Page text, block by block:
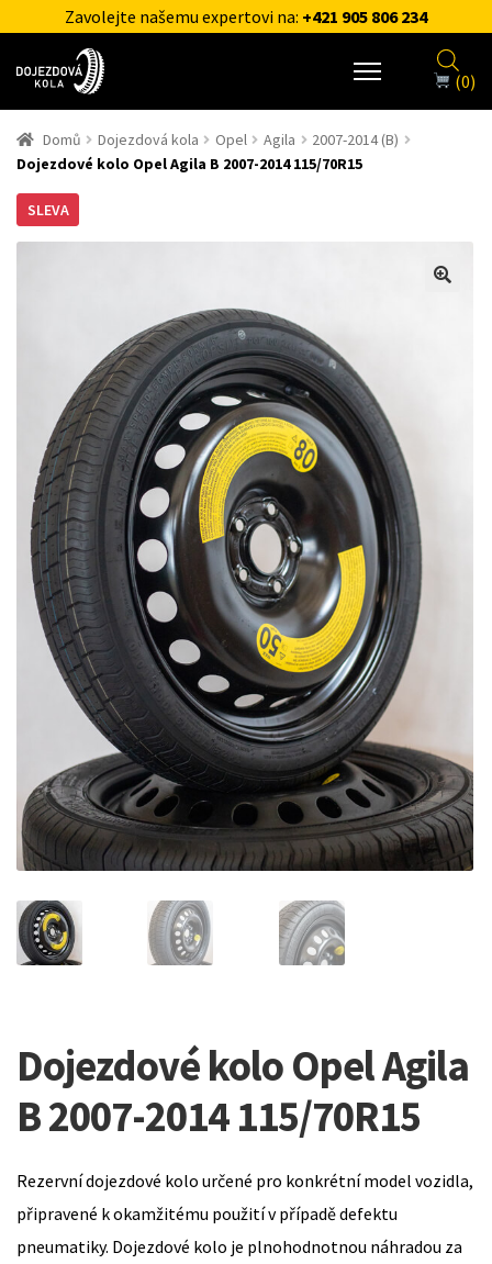
Zavolejte našemu expertovi na: +421 905 806 234
(0)
Domů Dojezdová kola Opel Agila
2007-2014 (B)
Dojezdové kolo Opel Agila B 2007-2014 115/70R15
SLEVA
Dojezdové kolo Opel Agila
B 2007-2014 115/70R15
Rezervní dojezdové kolo určené pro konkrétní model vozidla,
připravené k okamžitému použití v případě defektu
pneumatiky. Dojezdové kolo je plnohodnotnou náhradou za